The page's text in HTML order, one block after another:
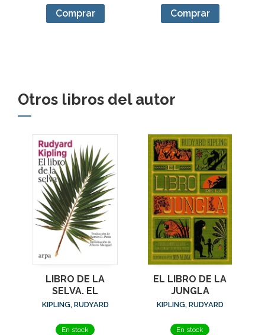
Comprar Comprar
Otros libros del autor
LIBRO DE LA
SELVA. EL
KIPLING, RUDYARD
En stock
EL LIBRO DE LA
JUNGLA
KIPLING, RUDYARD
En stock